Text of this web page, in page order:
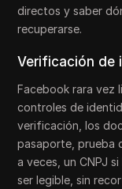
directos y saber
recuperarse.
Verificación de
Facebook rara vez
controles de
verificación, los
pasaporte, prueba
a veces, un CNPJ
ser legible, sin